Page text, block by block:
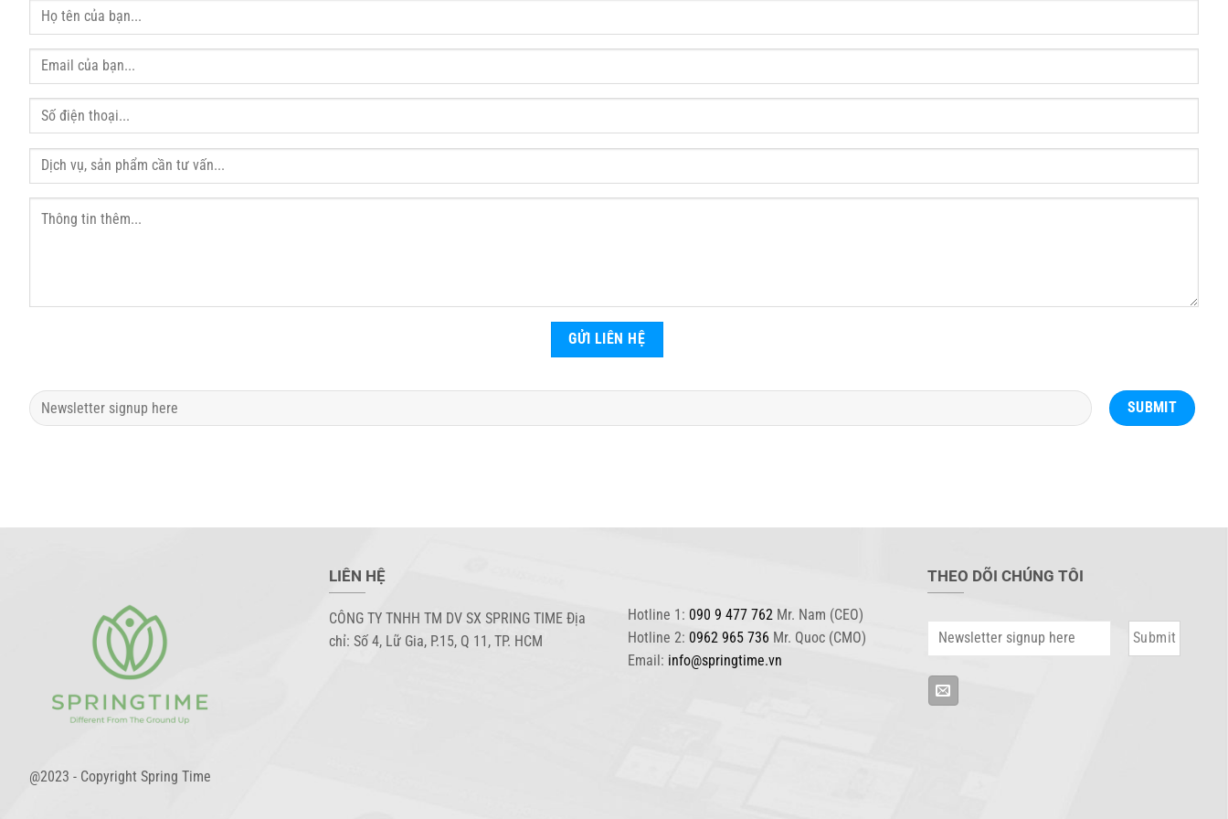
@2023 - Copyright Spring Time
LIÊN HỆ
CÔNG TY TNHH TM DV SX SPRING TIME Địa
chỉ: Số 4, Lữ Gia, P.15, Q 11, TP. HCM
Hotline 1: 090 9 477 762 Mr. Nam (CEO)
Hotline 2: 0962 965 736 Mr. Quoc (CMO)
Email: info@springtime.vn
THEO DÕI CHÚNG TÔI